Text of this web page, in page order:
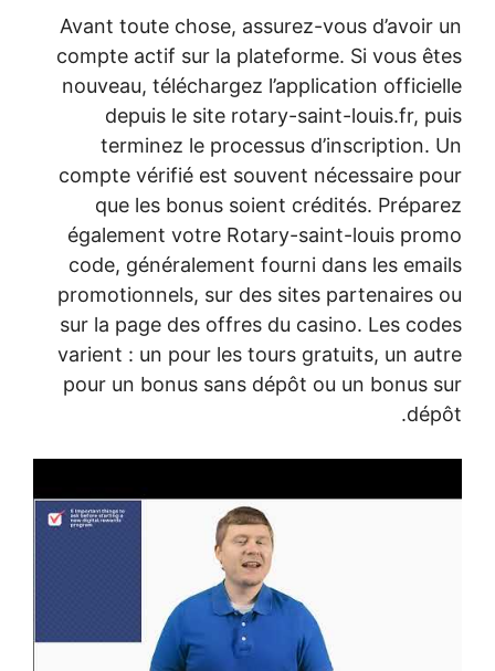
Avant toute chose, assurez-vous
compte actif sur la plateforme. Si vous
nouveau, téléchargez l’application
depuis le site rotary-saint-louis.fr,
terminez le processus d’inscription.
compte vérifié est souvent nécessaire
que les bonus soient crédités.
également votre Rotary-saint-louis
code, généralement fourni dans les
promotionnels, sur des sites
sur la page des offres du casino. Les
varient : un pour les tours gratuits, un
pour un bonus sans dépôt ou un bonus